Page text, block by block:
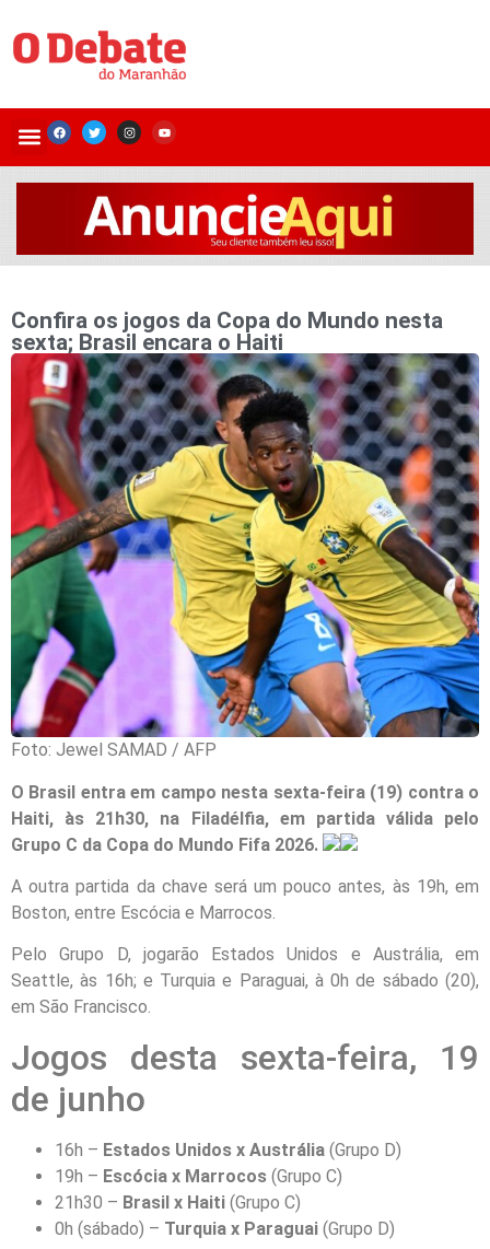
Confira os jogos da Copa do Mundo nesta
sexta; Brasil encara o Haiti
Foto: Jewel SAMAD / AFP
O Brasil entra em campo nesta sexta-feira (19) contra o
Haiti, às 21h30, na Filadélfia, em partida válida pelo
Grupo C da Copa do Mundo Fifa 2026.
A outra partida da chave será um pouco antes, às 19h, em
Boston, entre Escócia e Marrocos.
Pelo Grupo D, jogarão Estados Unidos e Austrália, em
Seattle, às 16h; e Turquia e Paraguai, à 0h de sábado (20),
em São Francisco.
Jogos desta sexta-feira, 19
de junho
16h – Estados Unidos x Austrália (Grupo D)
19h – Escócia x Marrocos (Grupo C)
21h30 – Brasil x Haiti (Grupo C)
0h (sábado) – Turquia x Paraguai (Grupo D)